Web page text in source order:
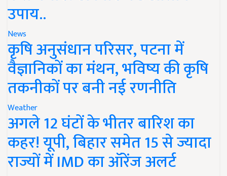
उपाय..
News
कृषि अनुसंधान परिसर, पटना में
वैज्ञानिकों का मंथन, भविष्य की कृषि
तकनीकों पर बनी नई रणनीति
Weather
अगले 12 घंटों के भीतर बारिश का
कहर! यूपी, बिहार समेत 15 से ज्यादा
राज्यों में IMD का ऑरेंज अलर्ट